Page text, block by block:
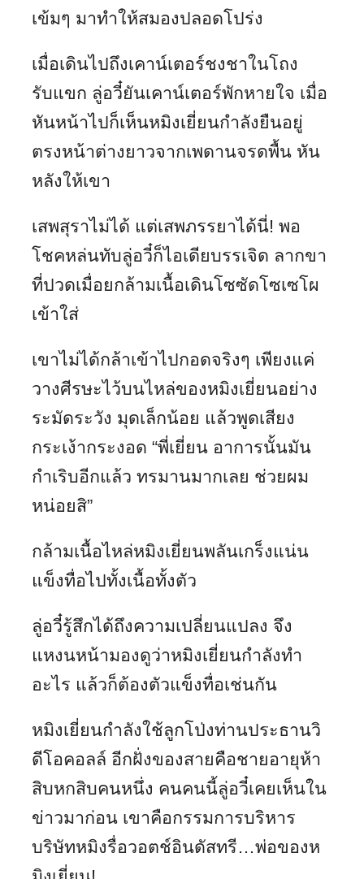
เข้มๆ มาทำให้สมองปลอดโปร่ง
เมื่อเดินไปถึงเคาน์เตอร์ชงชาในโถง
รับแขก ลู่อวี๋ยันเคาน์เตอร์พักหายใจ เมื่อ
หันหน้าไปก็เห็นหมิงเยี่ยนกำลังยืนอยู่
ตรงหน้าต่างยาวจากเพดานจรดพื้น หัน
หลังให้เขา
เสพสุราไม่ได้ แต่เสพภรรยาได้นี่! พอ
โชคหล่นทับลู่อวี๋ก็ไอเดียบรรเจิด ลากขา
ที่ปวดเมื่อยกล้ามเนื้อเดินโซซัดโซเซโผ
เข้าใส่
เขาไม่ได้กล้าเข้าไปกอดจริงๆ เพียงแค่
วางศีรษะไว้บนไหล่ของหมิงเยี่ยนอย่าง
ระมัดระวัง มุดเล็กน้อย แล้วพูดเสียง
กระเง้ากระงอด “พี่เยี่ยน อาการนั้นมัน
กำเริบอีกแล้ว ทรมานมากเลย ช่วยผม
หน่อยสิ”
กล้ามเนื้อไหล่หมิงเยี่ยนพลันเกร็งแน่น
แข็งทื่อไปทั้งเนื้อทั้งตัว
ลู่อวี๋รู้สึกได้ถึงความเปลี่ยนแปลง จึง
แหงนหน้ามองดูว่าหมิงเยี่ยนกำลังทำ
อะไร แล้วก็ต้องตัวแข็งทื่อเช่นกัน
หมิงเยี่ยนกำลังใช้ลูกโป่งท่านประธานวิ
ดีโอคอลล์ อีกฝั่งของสายคือชายอายุห้า
สิบหกสิบคนหนึ่ง คนคนนี้ลู่อวี๋เคยเห็นใน
ข่าวมาก่อน เขาคือกรรมการบริหาร
บริษัทหมิงรื่อวอตช์อินดัสทรี…พ่อของห